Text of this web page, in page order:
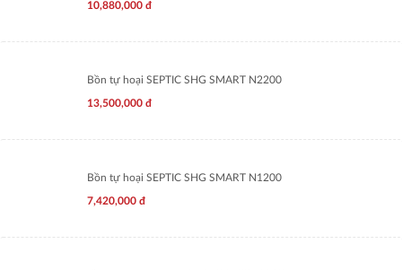
10,880,000đ
Bồn tự hoại SEPTIC SHG SMART N2200
13,500,000đ
Bồn tự hoại SEPTIC SHG SMART N1200
7,420,000đ